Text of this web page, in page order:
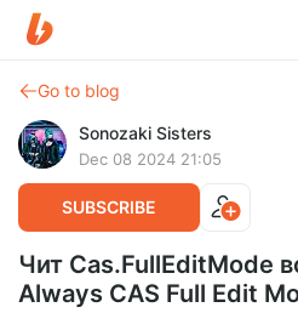
Go to blog
Sonozaki Sisters
Dec 08 2024 21:05
SUBSCRIBE
Чит Cas.FullEditMode
Always CAS Full Edit